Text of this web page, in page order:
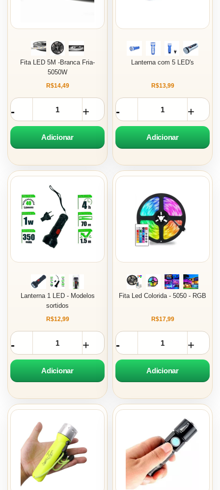
Fita LED 5M -Branca Fria-
5050W
R$14,49
Adicionar
Lanterna com 5 LED's
R$13,99
Adicionar
Lanterna 1 LED - Modelos
sortidos
R$12,99
Adicionar
Fita Led Colorida - 5050 - RGB
R$17,99
Adicionar